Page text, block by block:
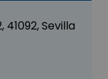
41092, Sevilla